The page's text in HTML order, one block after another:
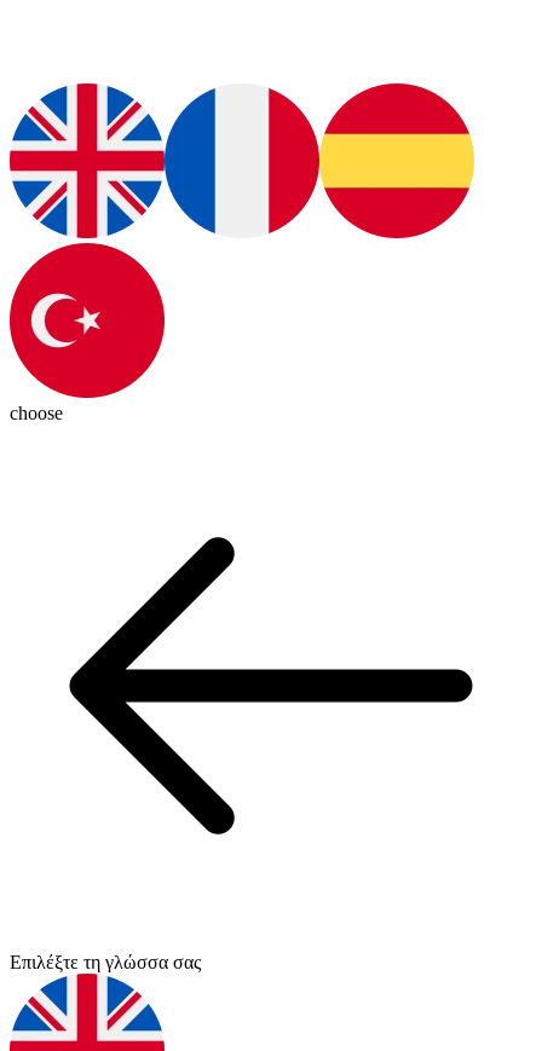
choose
Επιλέξτε τη γλώσσα σας